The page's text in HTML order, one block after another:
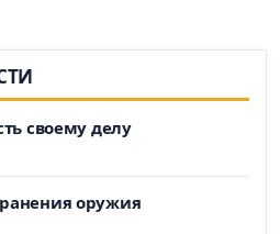
своему делу
оружия